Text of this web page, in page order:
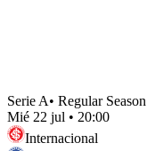
Serie A• Regular Season
Mié 22 jul • 20:00
Internacional